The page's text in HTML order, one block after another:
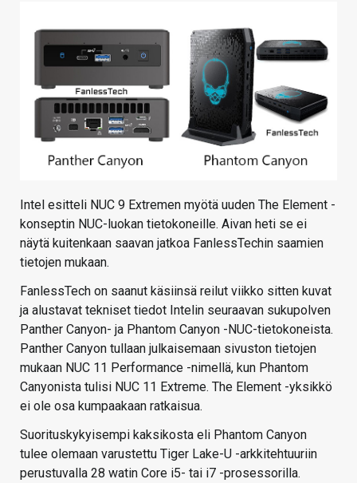
HAKU
Intel esitteli NUC 9 Extremen myötä uuden The Element -
konseptin NUC-luokan tietokoneille. Aivan heti se ei
näytä kuitenkaan saavan jatkoa FanlessTechin saamien
tietojen mukaan.
FanlessTech on saanut käsiinsä reilut viikko sitten kuvat
ja alustavat tekniset tiedot Intelin seuraavan sukupolven
Panther Canyon- ja Phantom Canyon -NUC-tietokoneista.
Panther Canyon tullaan julkaisemaan sivuston tietojen
mukaan NUC 11 Performance -nimellä, kun Phantom
Canyonista tulisi NUC 11 Extreme. The Element -yksikkö
ei ole osa kumpaakaan ratkaisua.
Suorituskykyisempi kaksikosta eli Phantom Canyon
tulee olemaan varustettu Tiger Lake-U -arkkitehtuuriin
perustuvalla 28 watin Core i5- tai i7 -prosessorilla.